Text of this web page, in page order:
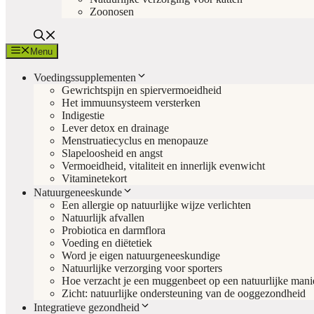
Zoonosen
Menu
Voedingssupplementen
Gewrichtspijn en spiervermoeidheid
Het immuunsysteem versterken
Indigestie
Lever detox en drainage
Menstruatiecyclus en menopauze
Slapeloosheid en angst
Vermoeidheid, vitaliteit en innerlijk evenwicht
Vitaminetekort
Natuurgeneeskunde
Een allergie op natuurlijke wijze verlichten
Natuurlijk afvallen
Probiotica en darmflora
Voeding en diëtetiek
Word je eigen natuurgeneeskundige
Natuurlijke verzorging voor sporters
Hoe verzacht je een muggenbeet op een natuurlijke
Zicht: natuurlijke ondersteuning van de ooggezondheid
Integratieve gezondheid